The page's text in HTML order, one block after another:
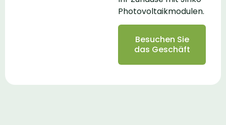
Photovoltaikmodulen.
Besuchen Sie
das Geschäft